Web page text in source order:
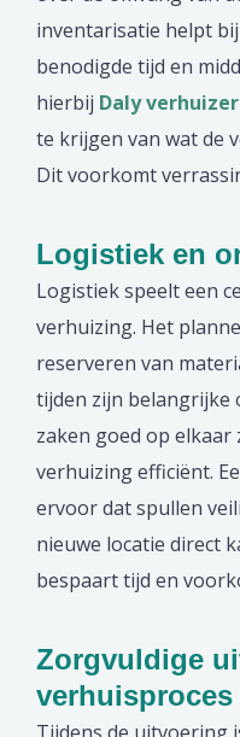
inventarisatie helpt
benodigde tijd en
hierbij Daly
te krijgen van wat de
Dit voorkomt
Logistiek en
Logistiek speelt een
verhuizing. Het
reserveren van
tijden zijn belangrijke
zaken goed op
verhuizing efficiënt.
ervoor dat spullen
nieuwe locatie direct
bespaart tijd en
Zorgvuldige
verhuisproces